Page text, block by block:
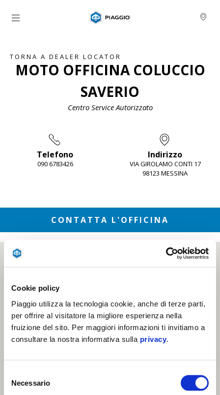
Cookie policy
Piaggio utilizza la tecnologia cookie, anche di terze parti,
per offrire al visitatore la migliore esperienza nella
fruizione del sito. Per maggiori informazioni ti invitiamo a
consultare la nostra informativa sulla privacy
delNecessario
Vai al contenuto principale
TORNA A DEALER LOCATOR
MOTO OFFICINA COLUCCIO
SAVERIO
Centro Service Autorizzato
Telefono
090 6783426
Indirizzo
VIA GIROLAMO CONTI 17
98123 MESSINA
CONTATTA L'OFFICINA